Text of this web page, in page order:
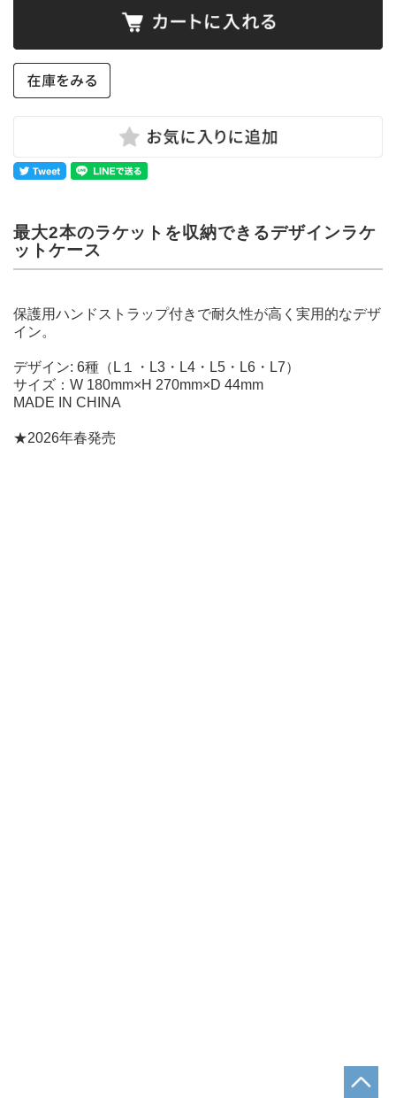
最大2本のラケットを収納できるデザインラケ
ットケース
保護用ハンドストラップ付きで耐久性が高く実用的なデザ
イン。
デザイン: 6種（L１・L3・L4・L5・L6・L7）
サイズ：W 180mm×H 270mm×D 44mm
MADE IN CHINA
★2026年春発売